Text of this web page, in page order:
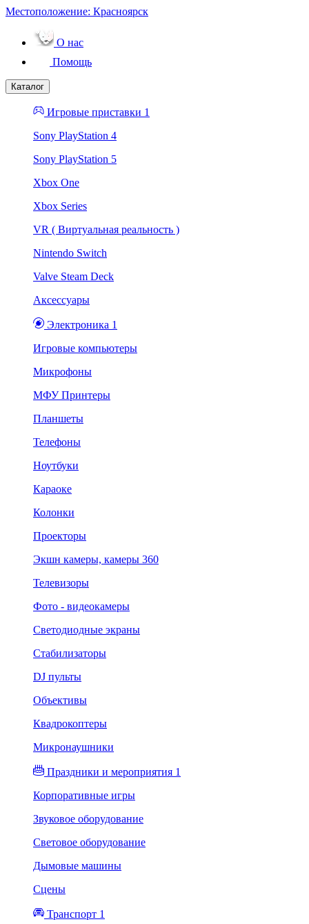
Местоположение: Красноярск
О нас
Помощь
Каталог
Игровые приставки 1
Sony PlayStation 4
Sony PlayStation 5
Xbox One
Xbox Series
VR ( Виртуальная реальность )
Nintendo Switch
Valve Steam Deck
Аксессуары
Электроника 1
Игровые компьютеры
Микрофоны
МФУ Принтеры
Планшеты
Телефоны
Ноутбуки
Караоке
Колонки
Проекторы
Экшн камеры, камеры 360
Телевизоры
Фото - видеокамеры
Светодиодные экраны
Стабилизаторы
DJ пульты
Объективы
Квадрокоптеры
Микронаушники
Праздники и мероприятия 1
Корпоративные игры
Звуковое оборудование
Световое оборудование
Дымовые машины
Сцены
Транспорт 1